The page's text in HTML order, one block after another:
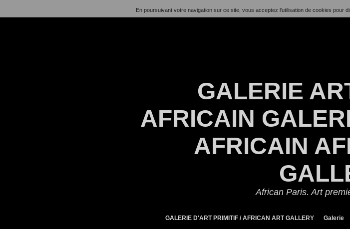
En poursuivant votre navigation sur ce site, vous acceptez l’utilisation de cookies
GALERIE
AFRICAIN
AFRICAIN
African Paris. Art
GALERIE D'ART PRIMITIF / AFRICAN ART GALLERY Galerie